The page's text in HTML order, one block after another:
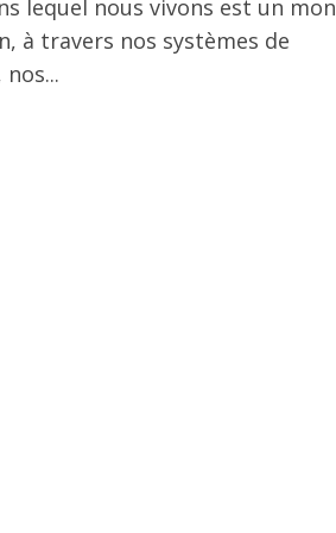
lequel nous vivons est un
à travers nos systèmes de